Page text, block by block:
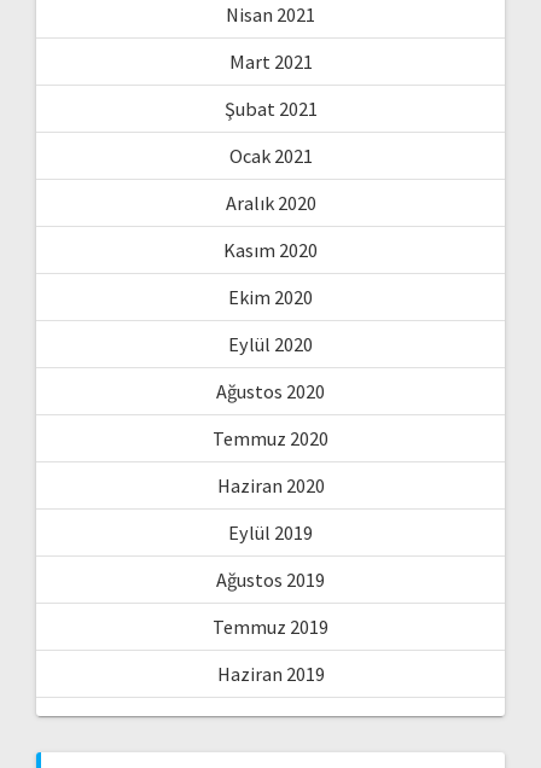
Nisan 2021
Mart 2021
Şubat 2021
Ocak 2021
Aralık 2020
Kasım 2020
Ekim 2020
Eylül 2020
Ağustos 2020
Temmuz 2020
Haziran 2020
Eylül 2019
Ağustos 2019
Temmuz 2019
Haziran 2019